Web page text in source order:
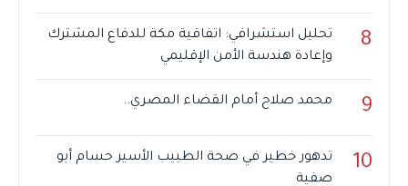
8
تحليل استشرافي: اتفاقية مكة للدفاع المشترك
وإعادة هندسة الأمن الإقليمي
9 محمد صلاح أمام القضاء المصري..
10
تدهور خطير في صحة الطبيب الأسير حسام أبو
صفية